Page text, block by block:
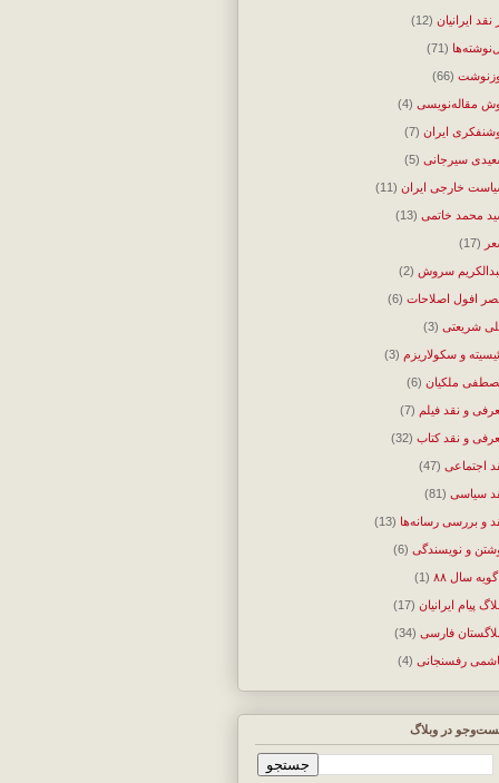
نقد ایرانیان (12)
(71)
(66)
مقاله‌نویسی (4)
ایران (7)
سیرجانی (5)
خارجی ایران (11)
محمد خاتمی (13)
(17)
سروش (2)
افول اصلاحات (6)
شریعتی (3)
و سکولاریزم (3)
ملکیان (6)
و نقد فیلم (7)
و نقد کتاب (32)
اجتماعی (47)
سیاسی (81)
و بررسی رسانه‌ها (13)
و نویسندگی (6)
سال ۸۸ (1)
پیام ایرانیان (17)
فارسی (34)
رفسنجانی (4)
در وبلاگ